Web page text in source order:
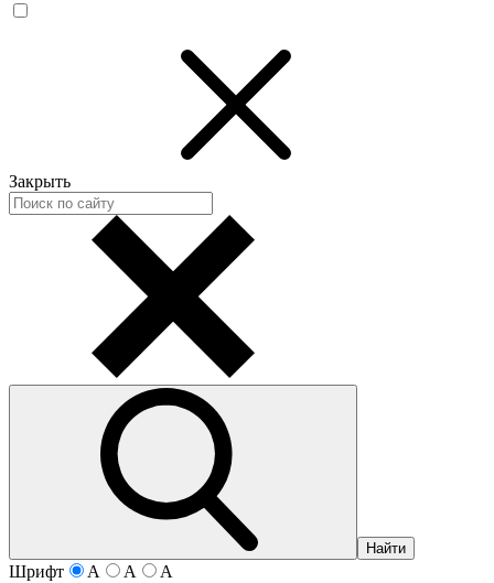
Закрыть
Найти
Шрифт A A
A